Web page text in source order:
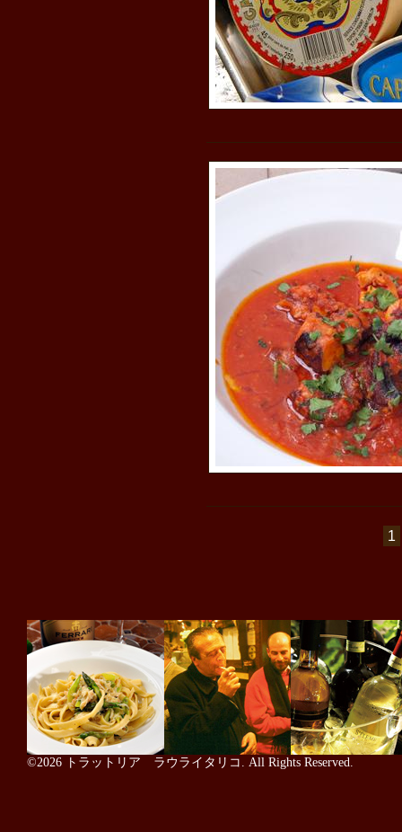
1
©2026 トラットリア ラウライタリコ . All Rights Reserved.